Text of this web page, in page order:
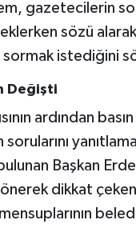
gazetecilerin
sözü
sormak istediğini
Değişti
ardından
Başkan
dikkat
mensuplarının